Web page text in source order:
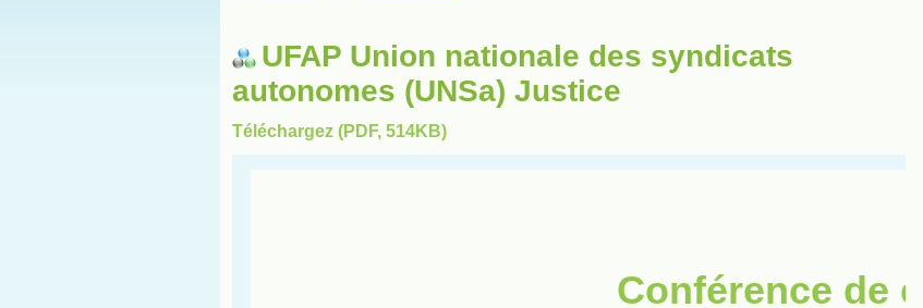
UFAP Union nationale des syndicats
autonomes (UNSa) Justice
Téléchargez (PDF, 514KB)